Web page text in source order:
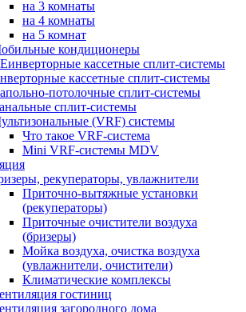
на 3 комнаты
на 4 комнаты
на 5 комнат
кондиционеры
кассетные сплит-системы
кассетные сплит-системы
потолочные сплит-системы
сплит-системы
(VRF) системы
Что такое VRF-система
Mini VRF-системы MDV
рекуператоры, увлажнители
Приточно-вытяжные установки
(рекуператоры)
Приточные очистители воздуха
(бризеры)
Мойка воздуха, очистка воздуха
(увлажнители, очистители)
Климатические комплексы
гостиниц
загородного дома